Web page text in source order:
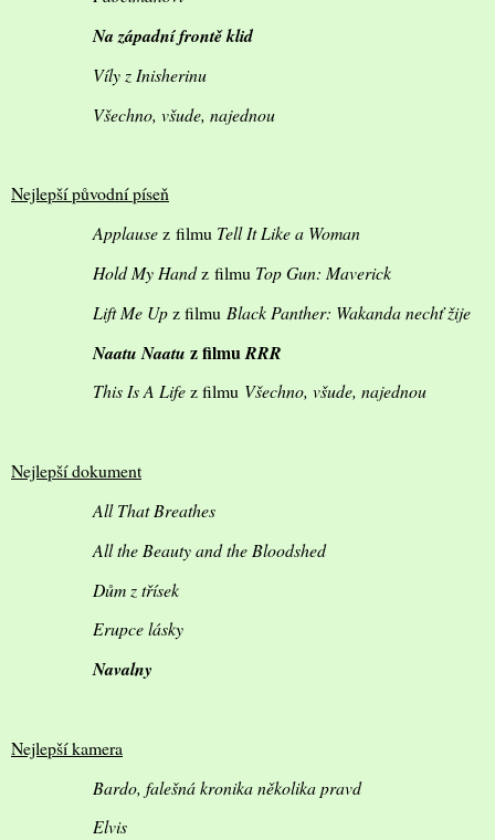
Na západní frontě klid
Víly z Inisherinu
Všechno, všude, najednou
Nejlepší původní píseň
Applausez filmu Tell It Like a Woman
Hold My Handz filmu Top Gun: Maverick
Lift Me Upz filmu Black Panther: Wakanda nechť žije
Naatu Naatu z filmu RRR
This Is A Lifez filmu Všechno, všude, najednou
Nejlepší dokument
All That Breathes
All the Beauty and the Bloodshed
Dům z třísek
Erupce lásky
Navalny
Nejlepší kamera
Bardo, falešná kronika několika pravd
Elvis